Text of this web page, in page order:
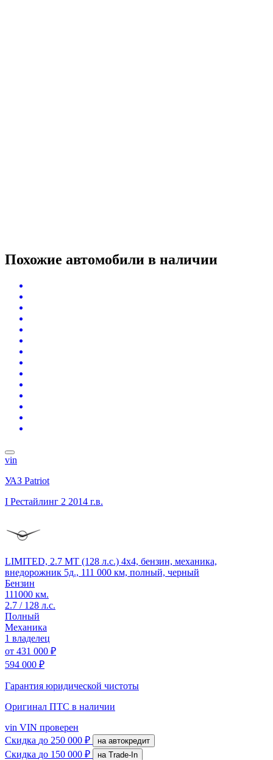
Похожие автомобили в наличии
vin
УАЗ Patriot
I Рестайлинг 2 2014 г.в.
LIMITED, 2.7 MT (128 л.с.) 4x4, бензин, механика,
внедорожник 5д., 111 000 км, полный, черный
Бензин
111000 км.
2.7 / 128 л.с.
Полный
Механика
1 владелец
от 431 000 ₽
594 000 ₽
Гарантия юридической чистоты
Оригинал ПТС в наличии
vin VIN проверен
Скидка до 250 000 ₽ на автокредит
Скидка до 150 000 ₽
на Trade-In